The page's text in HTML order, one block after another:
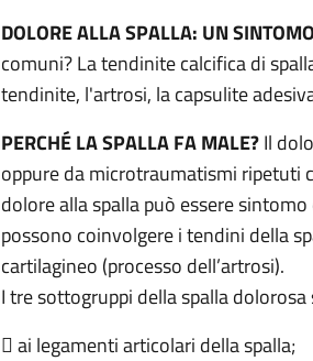
DOLORE ALLA SPALLA: UN
comuni? La tendinite calcifica di
tendinite, l'artrosi, la capsulite
PERCHÉ LA SPALLA FA MALE?Il
oppure da microtraumatismi ripetuti
dolore alla spalla può essere
possono coinvolgere i tendini della
cartilagineo (processo dell’artrosi).
I tre sottogruppi della spalla
 ai legamenti articolari della spalla;